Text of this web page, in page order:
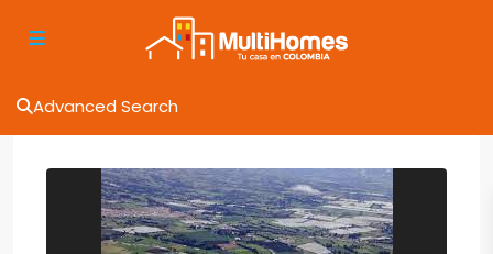
Advanced Search